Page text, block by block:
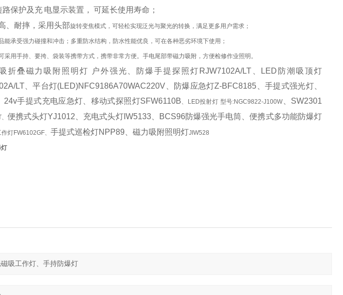
路保护及充 电显示装置， 可延长使用寿命；
、耐摔，采用头部旋转变焦模式，可轻松实现泛光与聚光的转换，满足更多用户需求；
承受强力碰撞和冲击；多重防水结构，防水性能优良，可在各种恶劣环境下使用；
用手持、要挎、袋装等携带方式，携带非常方便。手电尾部带磁力吸附，方便检修作业照明。
吸折叠磁力吸附照明灯 户外强光、防爆手提探照灯RJW7102A/LT、LED防潮吸顶灯
LT、平台灯(LED)NFC9186A70WAC220V、防爆应急灯Z-BFC8185、手提式强光灯、
手提式充电应急灯、 移动式探照灯SFW6110B、LED投射灯 型号:NGC9822-J100W
SW2301
便携式头灯YJ1012、充电式头灯IW5133、BCS96防爆强光手电筒、便携式多功能防爆灯
灯FW6102GF、 手提式巡检灯NPP89、磁力吸附照明灯JIW528